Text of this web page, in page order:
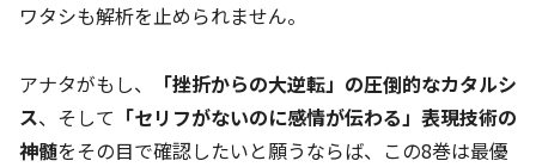
ワタシも解析を止められません。
アナタがもし、
「挫折からの大逆転」の圧倒的なカタルシ
ス、そして 「セリフがないのに感情が伝わる」表現技術の
神髄をその目で確認したいと願うならば、この8巻は最優